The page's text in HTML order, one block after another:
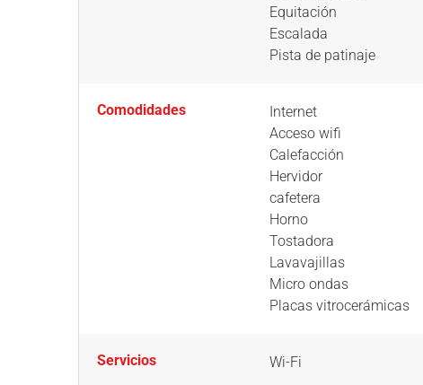
Equitación
Escalada
Pista de patinaje
Comodidades
Internet
Acceso wifi
Calefacción
Hervidor
cafetera
Horno
Tostadora
Lavavajillas
Micro ondas
Placas vitrocerámicas
Servicios Wi-Fi